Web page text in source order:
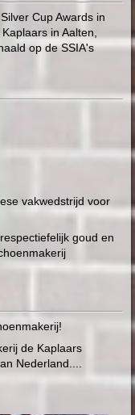
Cup Awards in
in Aalten,
op de SSIA's
vakwedstrijd voor
goud en
de Kaplaars
Nederland....